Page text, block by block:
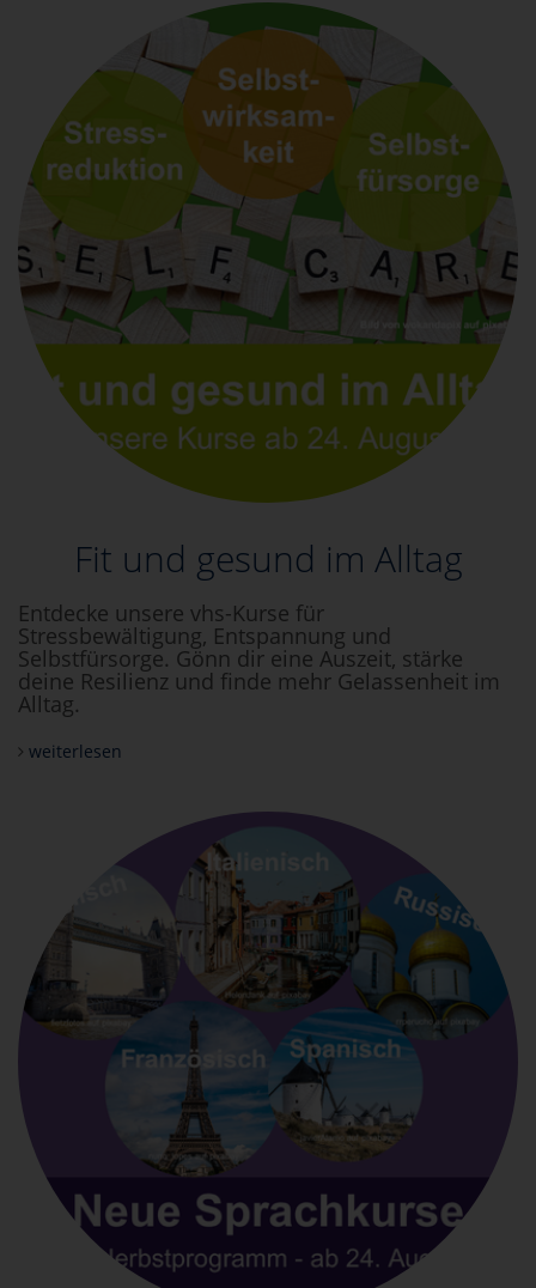
Fit und gesund im Alltag
Entdecke unsere vhs-Kurse für
Stressbewältigung, Entspannung und
Selbstfürsorge. Gönn dir eine Auszeit, stärke
deine Resilienz und finde mehr Gelassenheit im
Alltag.
weiterlesen